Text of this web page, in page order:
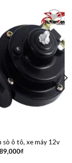
Thêm
vào
yêu
thích
sò ô tô, xe máy 12v
89,000₫